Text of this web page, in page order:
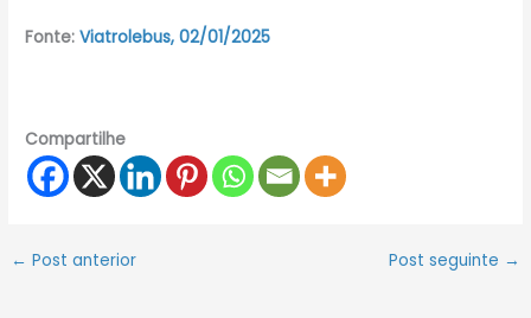
Fonte: Viatrolebus, 02/01/2025
Compartilhe
← Post anterior Post seguinte →